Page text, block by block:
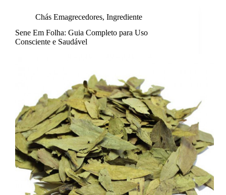
Chás Emagrecedores, Ingrediente
Sene Em Folha: Guia Completo para Uso
Consciente e Saudável